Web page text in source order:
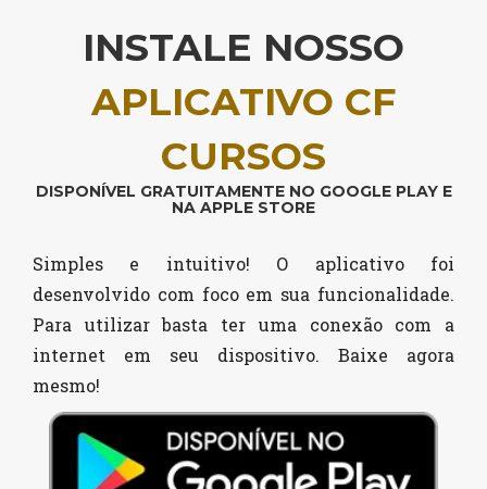
INSTALE NOSSO
APLICATIVO CF
CURSOS
DISPONÍVEL GRATUITAMENTE NO GOOGLE PLAY E
NA APPLE STORE
Simples e intuitivo! O aplicativo foi
desenvolvido com foco em sua funcionalidade.
Para utilizar basta ter uma conexão com a
internet em seu dispositivo. Baixe agora
mesmo!